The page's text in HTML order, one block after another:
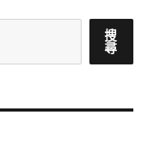
搜
尋